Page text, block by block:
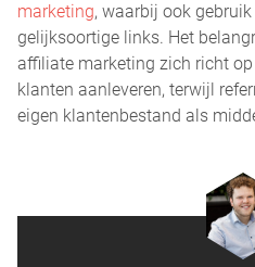
marketing, waarbij ook
gelijksoortige links. Het
affiliate marketing zich richt
klanten aanleveren, terwijl
eigen klantenbestand als